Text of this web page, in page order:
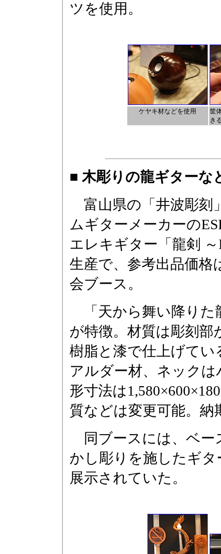
ツを使用。
ケヤキ材などを使用
筐
き
■ 木彫りの龍ギターな
富山県の「井波彫刻
ムギターメーカーの
エレキギター「龍剣
生産で、参考出品価格
会ブース。
「天から舞い降りた
が特徴。材質は彫刻
樹脂と漆で仕上げて
アルダー材、ネック
形寸法は
質などは変更可能。納
同ブースには、ベー
かし彫りを施したギタ
展示されていた。